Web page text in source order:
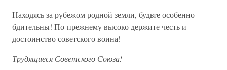
Находясь за рубежом родной земли, будьте особенно
бдительны! По-прежнему высоко держите честь и
достоинство советского воина!
Трудящиеся Советского Союза!